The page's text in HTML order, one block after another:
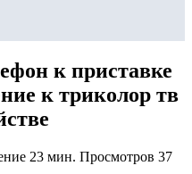
к приставке
к триколор тв
23 мин. Просмотров 37